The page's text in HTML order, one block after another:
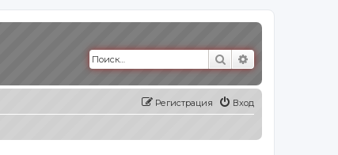
Поиск
Вход
Регистрация